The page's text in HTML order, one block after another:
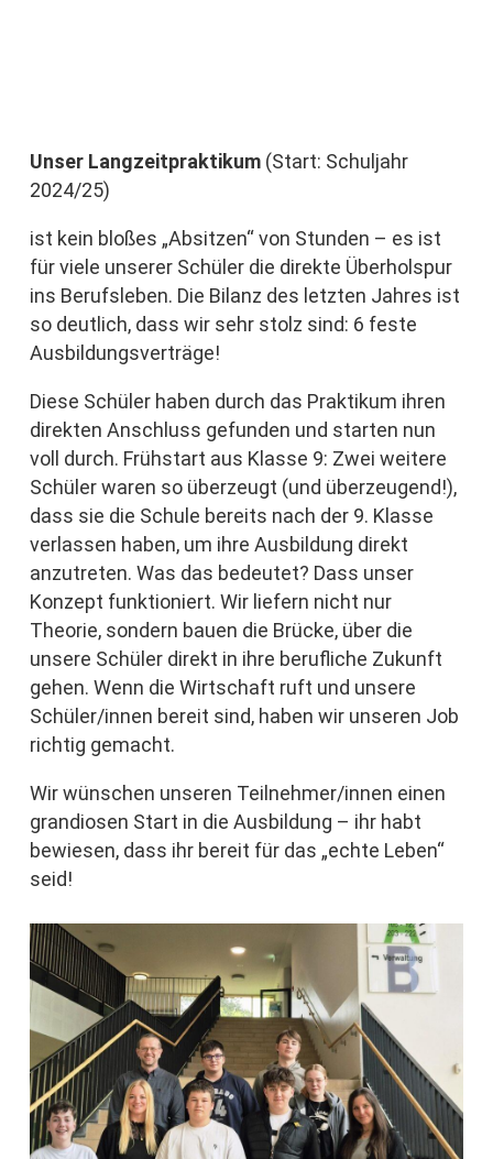
Unser Langzeitpraktikum (Start: Schuljahr
2024/25)
ist kein bloßes „Absitzen“ von Stunden – es ist
für viele unserer Schüler die direkte Überholspur
ins Berufsleben. Die Bilanz des letzten Jahres ist
so deutlich, dass wir sehr stolz sind: 6 feste
Ausbildungsverträge!
Diese Schüler haben durch das Praktikum ihren
direkten Anschluss gefunden und starten nun
voll durch. Frühstart aus Klasse 9: Zwei weitere
Schüler waren so überzeugt (und überzeugend!),
dass sie die Schule bereits nach der 9. Klasse
verlassen haben, um ihre Ausbildung direkt
anzutreten. Was das bedeutet? Dass unser
Konzept funktioniert. Wir liefern nicht nur
Theorie, sondern bauen die Brücke, über die
unsere Schüler direkt in ihre berufliche Zukunft
gehen. Wenn die Wirtschaft ruft und unsere
Schüler/innen bereit sind, haben wir unseren Job
richtig gemacht.
Wir wünschen unseren Teilnehmer/innen einen
grandiosen Start in die Ausbildung – ihr habt
bewiesen, dass ihr bereit für das „echte Leben“
seid!